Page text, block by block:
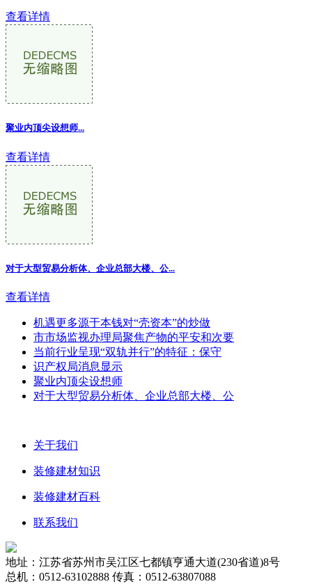
查看详情
聚业内顶尖设想师...
查看详情
对于大型贸易分析体、企业总部大楼、公...
查看详情
机遇更多源于本钱对“壳资本”的炒做
市市场监视办理局聚焦产物的平安和次要
当前行业呈现“双轨并行”的特征：保守
识产权局消息显示
聚业内顶尖设想师
对于大型贸易分析体、企业总部大楼、公
关于我们
装修建材知识
装修建材百科
联系我们
地址：江苏省苏州市吴江区七都镇亨通大道(230省道)8号
总机：0512-63102888 传真：0512-63807088